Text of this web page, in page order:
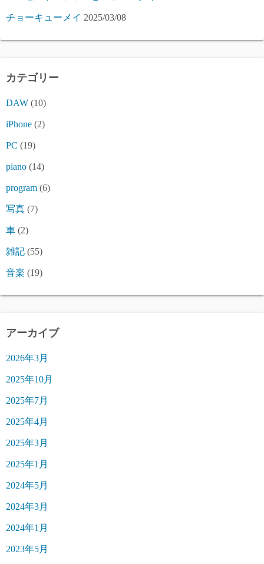
チョーキューメイ 2025/03/08
カテゴリー
DAW (10)
iPhone (2)
PC (19)
piano (14)
program (6)
写真 (7)
車 (2)
雑記 (55)
音楽 (19)
アーカイブ
2026年3月
2025年10月
2025年7月
2025年4月
2025年3月
2025年1月
2024年5月
2024年3月
2024年1月
2023年5月